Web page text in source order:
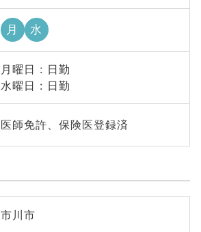
月 水
月曜日 : 日勤
水曜日 : 日勤
医師免許、保険医登録済
市川市